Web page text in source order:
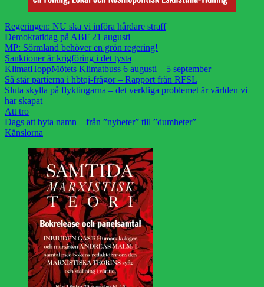
Regeringen: NU ska vi införa hårdare straff
Demokratidag på ABF 21 augusti
MP: Sörmland behöver en grön regering!
Sanktioner är krigföring i det tysta
KlimatHoppMötets Klimatbuss 6 augusti – 5 september
Så står partierna i hbtqi-frågor – Rapport från RFSL
Sluta skylla på flyktingarna – det verkliga problemet är världen vi
har skapat
Att tro
Dags att byta namn – från ”nyheter” till ”dumheter”
Känslorna